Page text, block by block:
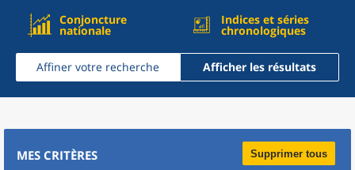
Conjoncture
nationale
Indices et séries
chronologiques
Affiner votre recherche Afficher les résultats
MES CRITÈRES Supprimer tous